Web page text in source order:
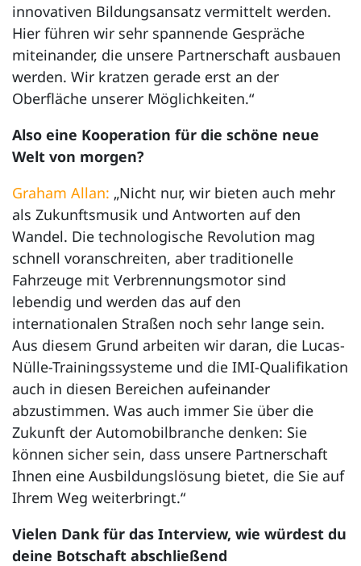
innovativen Bildungsansatz vermittelt werden.
Hier führen wir sehr spannende Gespräche
miteinander, die unsere Partnerschaft ausbauen
werden. Wir kratzen gerade erst an der
Oberfläche unserer Möglichkeiten.“
Also eine Kooperation für die schöne neue
Welt von morgen?
Graham Allan: „Nicht nur, wir bieten auch mehr
als Zukunftsmusik und Antworten auf den
Wandel. Die technologische Revolution mag
schnell voranschreiten, aber traditionelle
Fahrzeuge mit Verbrennungsmotor sind
lebendig und werden das auf den
internationalen Straßen noch sehr lange sein.
Aus diesem Grund arbeiten wir daran, die Lucas-
Nülle-Trainingssysteme und die IMI-Qualifikation
auch in diesen Bereichen aufeinander
abzustimmen. Was auch immer Sie über die
Zukunft der Automobilbranche denken: Sie
können sicher sein, dass unsere Partnerschaft
Ihnen eine Ausbildungslösung bietet, die Sie auf
Ihrem Weg weiterbringt.“
Vielen Dank für das Interview, wie würdest du
deine Botschaft abschließend